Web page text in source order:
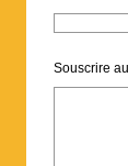
Souscrire